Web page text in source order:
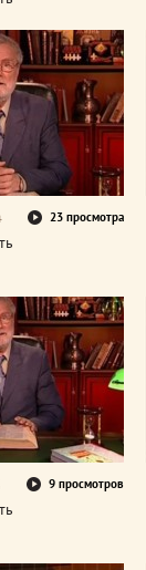
23 просмотра
9 просмотров